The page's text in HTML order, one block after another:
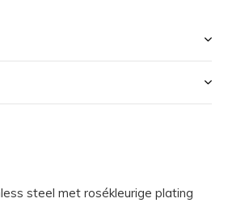
steel met rosékleurige plating